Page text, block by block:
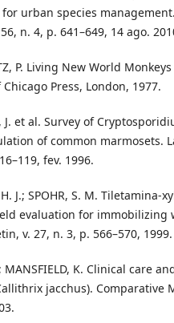
urban species
n. 4, p. 641–649, 14 ago.
P. Living New World
Press, London, 1977.
J. et al. Survey of
of common marmosets.
fev. 1996.
H. J.; SPOHR, S. M.
evaluation for immobilizing
v. 27, n. 3, p. 566–570, 1999.
MANSFIELD, K. Clinical care
jacchus). Comparative